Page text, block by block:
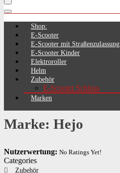
Shop:
E-Scooter
E-Scooter mit Straßenzulassung
E-Scooter Kinder
Elektroroller
Helm
Zubehör
E-Scooter Schloss
Marken
Marke: Hejo
Nutzerwertung: No Ratings Yet!
Categories
Zubehör